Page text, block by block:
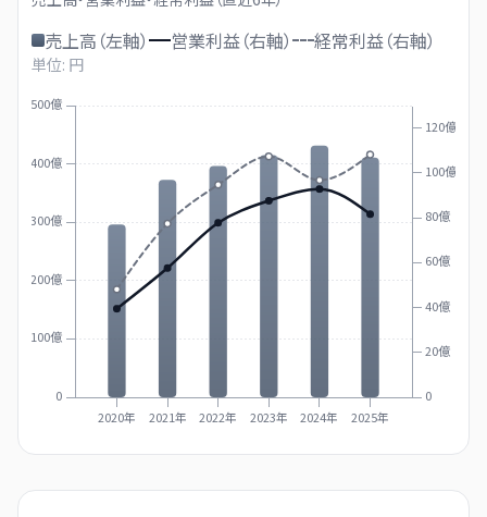
売上高（左軸） 営業利益（右軸） 経常利益（右軸）
単位: 円
0
100億
200億
300億
400億
500億
0
20億
40億
60億
80億
100億
120億
2020年 2021年 2022年 2023年 2024年 2025年